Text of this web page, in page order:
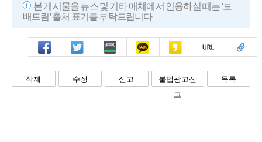
본 게시물을 뉴스 및 기타 매체에서 인용하실 때는 '보
배드림' 출처 표기를 부탁드립니다
페북 트윗 밴드 카톡 카스 복사 스크랩
삭제 수정 신고
불법광고신
고
목록